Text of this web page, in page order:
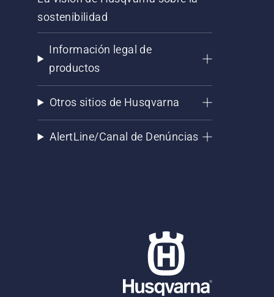
sostenibilidad
Información legal de
productos
Otros sitios de Husqvarna
AlertLine/Canal de Denúncias